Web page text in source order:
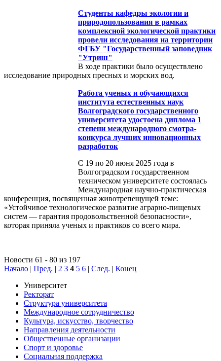
Студенты кафедры экологии и
природопользования в рамках
комплексной экологической практики
провели исследования на территории
ФГБУ "Государственный заповедник
"Утриш"
В ходе практики было осуществлено
исследование природных пресных и морских вод.
Работа ученых и обучающихся
института естественных наук
Волгоградского государственного
университета удостоена диплома 1
степени международного смотра-
конкурса лучших инновационных
разработок
С 19 по 20 июня 2025 года в
Волгоградском государственном
техническом университете состоялась
Международная научно-практическая
конференция, посвященная животрепещущей теме:
«Устойчивое технологическое развитие аграрно-пищевых
систем — гарантия продовольственной безопасности»,
которая приняла ученых и практиков со всего мира.
Новости 61 - 80 из 197
Начало | Пред. | 2 3 4 5 6 | След. | Конец
Университет
Ректорат
Структура университета
Международное сотрудничество
Культура, искусство, творчество
Направления деятельности
Общественные организации
Спорт и здоровье
Социальная поддержка